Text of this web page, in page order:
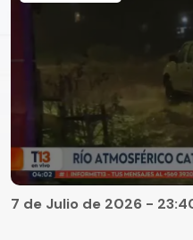
7 de Julio de 2026 -